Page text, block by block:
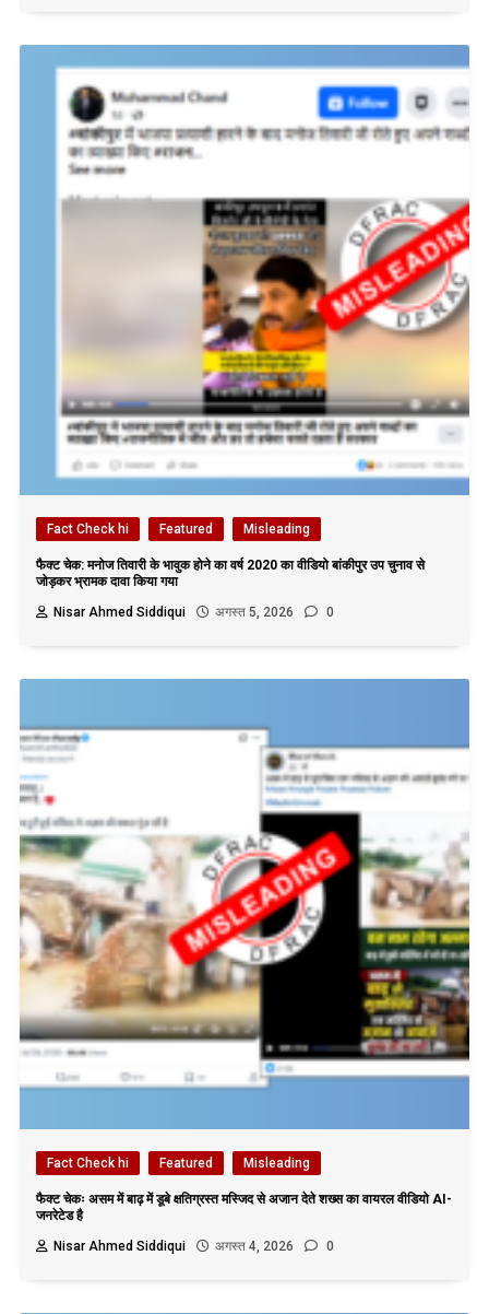
Fact Check hi Featured Misleading
फैक्ट चेक: मनोज तिवारी के भावुक होने का वर्ष 2020 का वीडियो बांकीपुर उप चुनाव से
जोड़कर भ्रामक दावा किया गया
Nisar Ahmed Siddiqui
अगस्त 5, 2026 0
Fact Check hi Featured Misleading
फैक्ट चेकः असम में बाढ़ में डूबे क्षतिग्रस्त मस्जिद से अजान देते शख्स का वायरल वीडियो AI-
जनरेटेड है
Nisar Ahmed Siddiqui
अगस्त 4, 2026 0